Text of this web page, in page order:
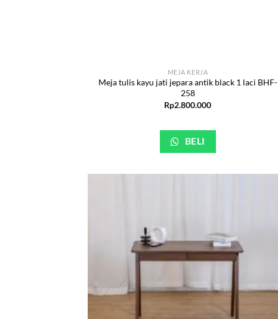
MEJA KERJA
Meja tulis kayu jati jepara antik black 1 laci BHF-
258
Rp2.800.000
BELI